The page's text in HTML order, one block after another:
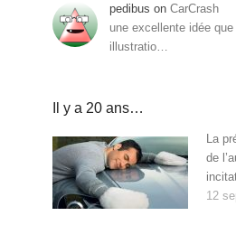
pedibus on CarCrash
une excellente idée
illustratio…
Il y a 20 ans…
La
de
12